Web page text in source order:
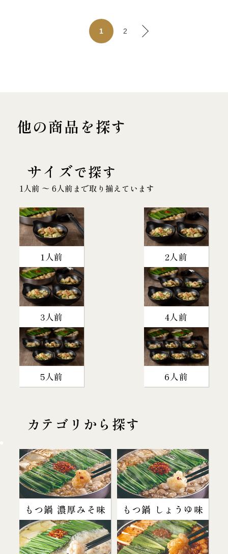
1 2
他の商品を探す
サイズで探す
1人前 〜 6人前まで取り揃えています
1人前 2人前
3人前 4人前
5人前 6人前
カテゴリから探す
もつ鍋 濃厚みそ味 もつ鍋 しょうゆ味